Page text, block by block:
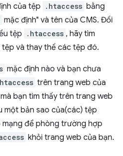
của tệp
.htaccess bằng
mặc định" và tên của CMS. Đối
tệp
.htaccess , hãy tìm
và thay thế các tệp đó.
mặc định nào và bạn chưa
trên trang web của
mà bạn tìm thấy trên trang web
một bản sao của(các) tệp
mạng để phòng trường hợp
khỏi trang web của bạn.